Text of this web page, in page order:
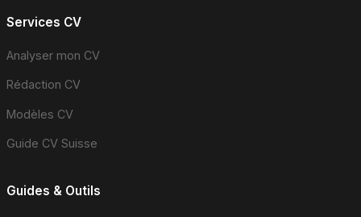
Services CV
Analyser mon CV
Rédaction CV
Modèles CV
Guide CV Suisse
Guides & Outils